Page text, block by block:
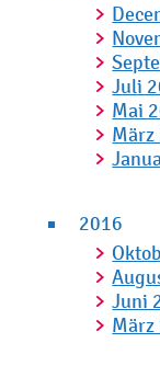
Juli
Mai
März
2016
Juni
März